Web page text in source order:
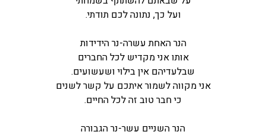
ועל כך, נתונה לכם תודתי.
הנר האחת עשרה-נר הידידות
אותו אני מקדיש לכל החברים
שבלעדיהם אין בילוי ושעשועים.
אני מקווה לשמור איתכם על קשר לשנים
כי חבר טוב זה לכל החיים.
הנר השניים עשר-נר הגבורה